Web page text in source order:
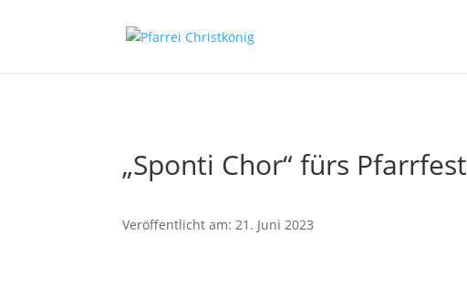
„Sponti Chor“ fürs Pfarrfest
Veröffentlicht am: 21. Juni 2023